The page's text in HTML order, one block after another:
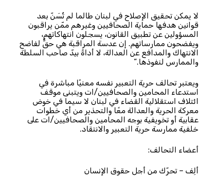
لا يمكن تحقيق الإصلاح في لبنان طالما لم تٌسَنّ بعد
قوانين هدفها حماية الصحافيين وغيرهم ممّن يراقبون
المسؤولين عن تطبيق القانون، يسجلون انتهاكاتهم،
ويفضحون ممارساتهم. إن عدسة المراقبة هي حقٌّ لفاضح
الانتهاك والمدافع عن العدالة، لا أداةً بيدّ صاحب السلطة
والممارس لنفوذها.”
ويعتبر تحالف حرية التعبير نفسه معنيًا مباشرة في
استدعاء المحامين والصحافيين/ات ويتبنى موقف
ائتلاف استقلالية القضاء في لبنان لا سيما في خوض
معركة الحرية والعدالة معًا والتحذير من أي خطوات
عقابية أو تخويفية بوجه المحامين والصحافيين/ات على
خلفية ممارسة حرية التعبير والانتقاد.
أعضاء التحالف:
ألِف – تحرّك من أجل حقوق الإنسان